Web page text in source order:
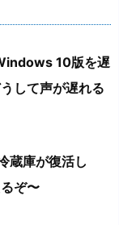
10版を遅
して声が遅れる
蔵庫が復活し
ぞ〜